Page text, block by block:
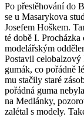
Po přestěhování do
se u Masarykova
Josefem Hoškem.
té době I.
modelářským
Postavil
gumák, co pořádně
mu stačily staré
pořádná guma
na Medlánky,
zalétal s modely.